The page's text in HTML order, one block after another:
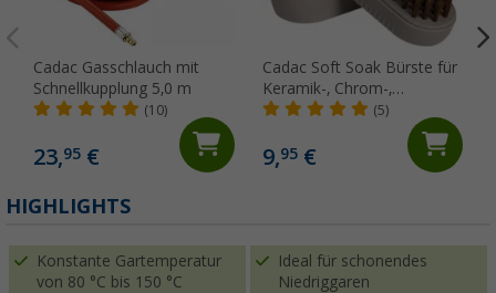
Cadac Gasschlauch mit
Schnellkupplung 5,0 m
(10)
23,95 €
Cadac Soft Soak Bürste für
Keramik-, Chrom-,
Gusseisen- und emaillierten
(5)
9,95€
HIGHLIGHTS
Konstante Gartemperatur
von 80 °C bis 150 °C
Ideal für schonendes
Niedriggaren